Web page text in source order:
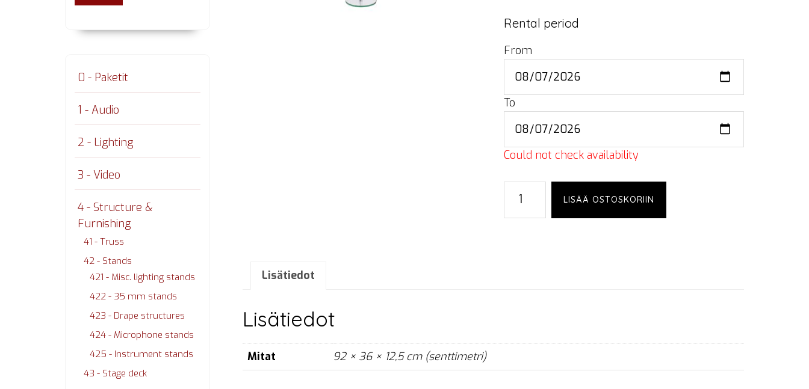
Rental period
From
To
Could not check availability
stand,
straight,
LISÄÄ OSTOSKORIIN
Lisätiedot
Lisätiedot
Mitat 92 × 36 × 12,5 cm (senttimetri)
0 - Paketit
1 - Audio
2 - Lighting
3 - Video
4 - Structure &
Furnishing
41 - Truss
42 - Stands
421 - Misc. lighting stands
422 - 35 mm stands
423 - Drape structures
424 - Microphone stands
425 - Instrument stands
43 - Stage deck